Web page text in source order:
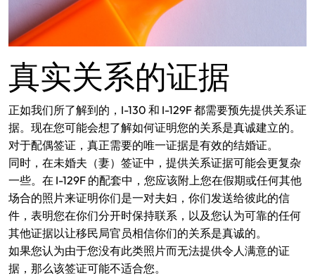
真实关系的证据
正如我们所了解到的，I-130 和 I-129F 都需要预先提供关系证
据。现在您可能会想了解如何证明您的关系是真诚建立的。
对于配偶签证，真正需要的唯一证据是有效的结婚证。
同时，在未婚夫（妻）签证中，提供关系证据可能会更复杂
一些。在 I-129F 的配套中，您应该附上您在假期或任何其他
场合的照片来证明你们是一对夫妇，你们发送给彼此的信
件，表明您在你们分开时保持联系，以及您认为可靠的任何
其他证据以让移民局官员相信你们的关系是真诚的。
如果您认为由于您没有此类照片而无法提供令人满意的证
据，那么该签证可能不适合您。